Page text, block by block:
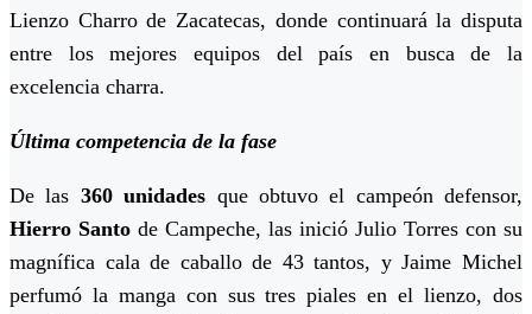
Lienzo Charro de Zacatecas, donde continuará la disputa
entre los mejores equipos del país en busca de la
excelencia charra.
Última competencia de la fase
De las 360 unidades que obtuvo el campeón defensor,
Hierro Santo de Campeche, las inició Julio Torres con su
magnífica cala de caballo de 43 tantos, y Jaime Michel
perfumó la manga con sus tres piales en el lienzo, dos